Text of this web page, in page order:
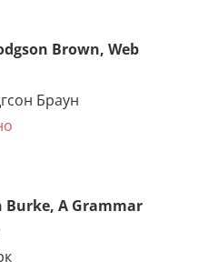
в живом и
Brown, Web
Браун